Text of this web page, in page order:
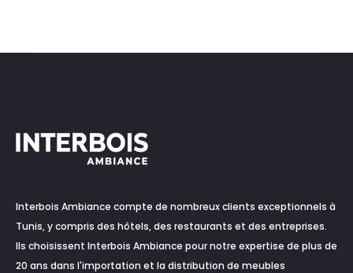
Interbois Ambiance compte de nombreux clients exceptionnels à
Tunis, y compris des hôtels, des restaurants et des entreprises.
Ils choisissent Interbois Ambiance pour notre expertise de plus de
20 ans dans l'importation et la distribution de meubles